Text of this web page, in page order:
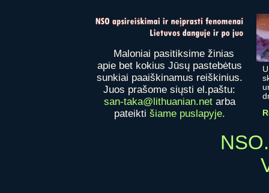
Maloniai pasitiksime žinias
apie bet kokius Jūsų pastebėtus
sunkiai paaiškinamus reiškinius.
Juos prašome siųsti el.paštu:
san-taka@lithuanian.netarba
pateikti šiame puslapyje.